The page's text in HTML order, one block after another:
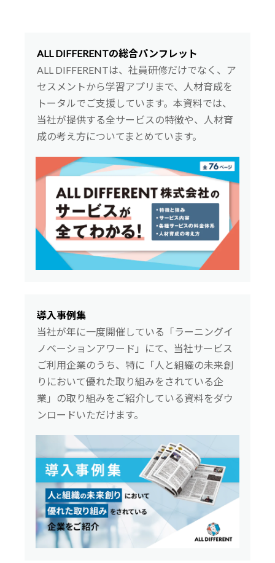
ALL DIFFERENTの総合パンフレット
ALL DIFFERENTは、社員研修だけでなく、ア
セスメントから学習アプリまで、人材育成を
トータルでご支援しています。本資料では、
当社が提供する全サービスの特徴や、人材育
成の考え方についてまとめています。
導入事例集
当社が年に一度開催している「ラーニングイ
ノベーションアワード」にて、当社サービス
ご利用企業のうち、特に「人と組織の未来創
りにおいて優れた取り組みをされている企
業」の取り組みをご紹介している資料をダウ
ンロードいただけます。